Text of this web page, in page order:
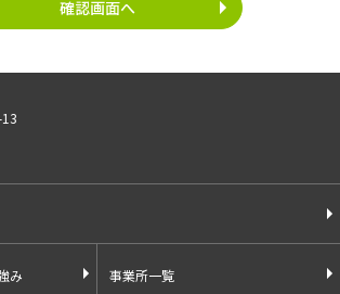
個人情報の利用
報は、法令等に定める場合を除いて、ご本
三者に提供することはございません。
情報は、文書保存、サーバー管理等の目的
み 事業所一覧